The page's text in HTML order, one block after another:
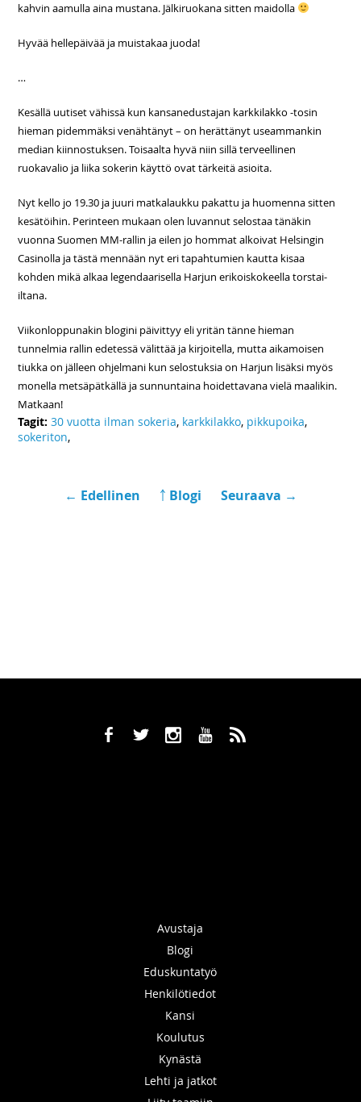
kahvin aamulla aina mustana. Jälkiruokana sitten maidolla
Hyvää hellepäivää ja muistakaa juoda!
…
Kesällä uutiset vähissä kun kansanedustajan karkkilakko -tosin
hieman pidemmäksi venähtänyt – on herättänyt useammankin
median kiinnostuksen. Toisaalta hyvä niin sillä terveellinen
ruokavalio ja liika sokerin käyttö ovat tärkeitä asioita.
Nyt kello jo 19.30 ja juuri matkalaukku pakattu ja huomenna sitten
kesätöihin. Perinteen mukaan olen luvannut selostaa tänäkin
vuonna Suomen MM-rallin ja eilen jo hommat alkoivat Helsingin
Casinolla ja tästä mennään nyt eri tapahtumien kautta kisaa
kohden mikä alkaa legendaarisella Harjun erikoiskokeella torstai-
iltana.
Viikonloppunakin blogini päivittyy eli yritän tänne hieman
tunnelmia rallin edetessä välittää ja kirjoitella, mutta aikamoisen
tiukka on jälleen ohjelmani kun selostuksia on Harjun lisäksi myös
monella metsäpätkällä ja sunnuntaina hoidettavana vielä maalikin.
Matkaan!
Tagit:30 vuotta ilman sokeria, karkkilakko, pikkupoika,
sokeriton,
← Edellinen ￪ Blogi Seuraava →
b a x r ,
Avustaja
Blogi
Eduskuntatyö
Henkilötiedot
Kansi
Koulutus
Kynästä
Lehti ja jatkot